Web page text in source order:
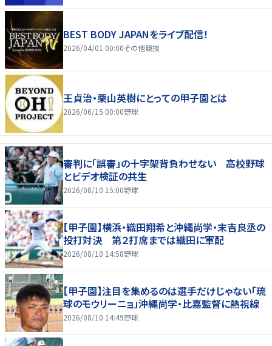
BEST BODY JAPANをライブ配信！
2026/04/01 00:00その他競技
王貞治・栗山英樹にとっての甲子園とは
2026/06/15 00:00野球
審判に「誤審」の十字架背負わせない 高校野球
とビデオ検証の共生
2026/08/10 15:00野球
【甲子園】横浜・織田翔希と沖縄尚学・末吉良丞の
投打対決 第２打席までは織田に軍配
2026/08/10 14:58野球
【甲子園】注目を集めるのは選手だけじゃない「琉
球のモウリーニョ」沖縄尚学・比嘉監督に熱視線
2026/08/10 14:49野球